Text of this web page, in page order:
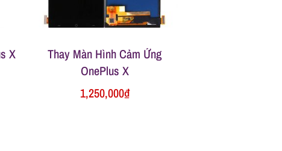
X
Thay Màn Hình Cảm Ứng
OnePlus X
1,250,000₫